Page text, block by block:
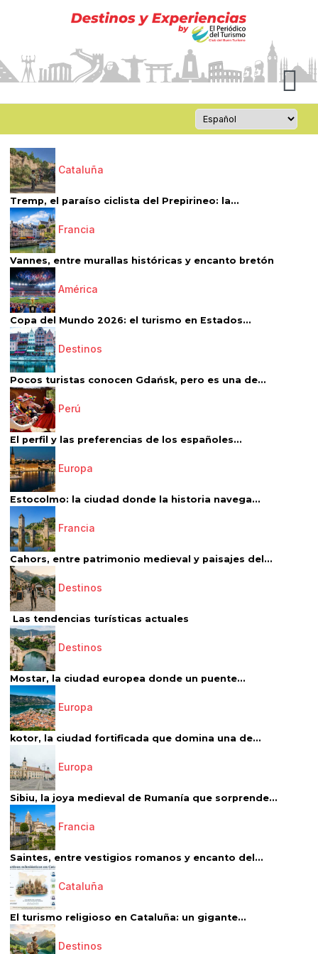
Cataluña
Tremp, el paraíso ciclista del Prepirineo: la...
Francia
Vannes, entre murallas históricas y encanto bretón
América
Copa del Mundo 2026: el turismo en Estados...
Destinos
Pocos turistas conocen Gdańsk, pero es una de...
Perú
El perfil y las preferencias de los españoles...
Europa
Estocolmo: la ciudad donde la historia navega...
Francia
Cahors, entre patrimonio medieval y paisajes del...
Destinos
Las tendencias turísticas actuales
Destinos
Mostar, la ciudad europea donde un puente...
Europa
kotor, la ciudad fortificada que domina una de...
Europa
Sibiu, la joya medieval de Rumanía que sorprende...
Francia
Saintes, entre vestigios romanos y encanto del...
Cataluña
El turismo religioso en Cataluña: un gigante...
Destinos